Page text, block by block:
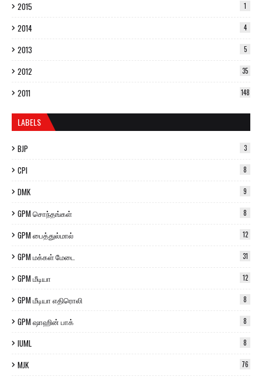
2015 1
2014 4
2013 5
2012 35
2011 148
LABELS
BJP 3
CPI 8
DMK 9
GPM சொந்தங்கள் 8
GPM பைத்துல்மால் 12
GPM மக்கள் மேடை 31
GPM மீடியா 12
GPM மீடியா எதிரொலி 8
GPM ஷாஹின் பாக் 8
IUML 8
MJK 76